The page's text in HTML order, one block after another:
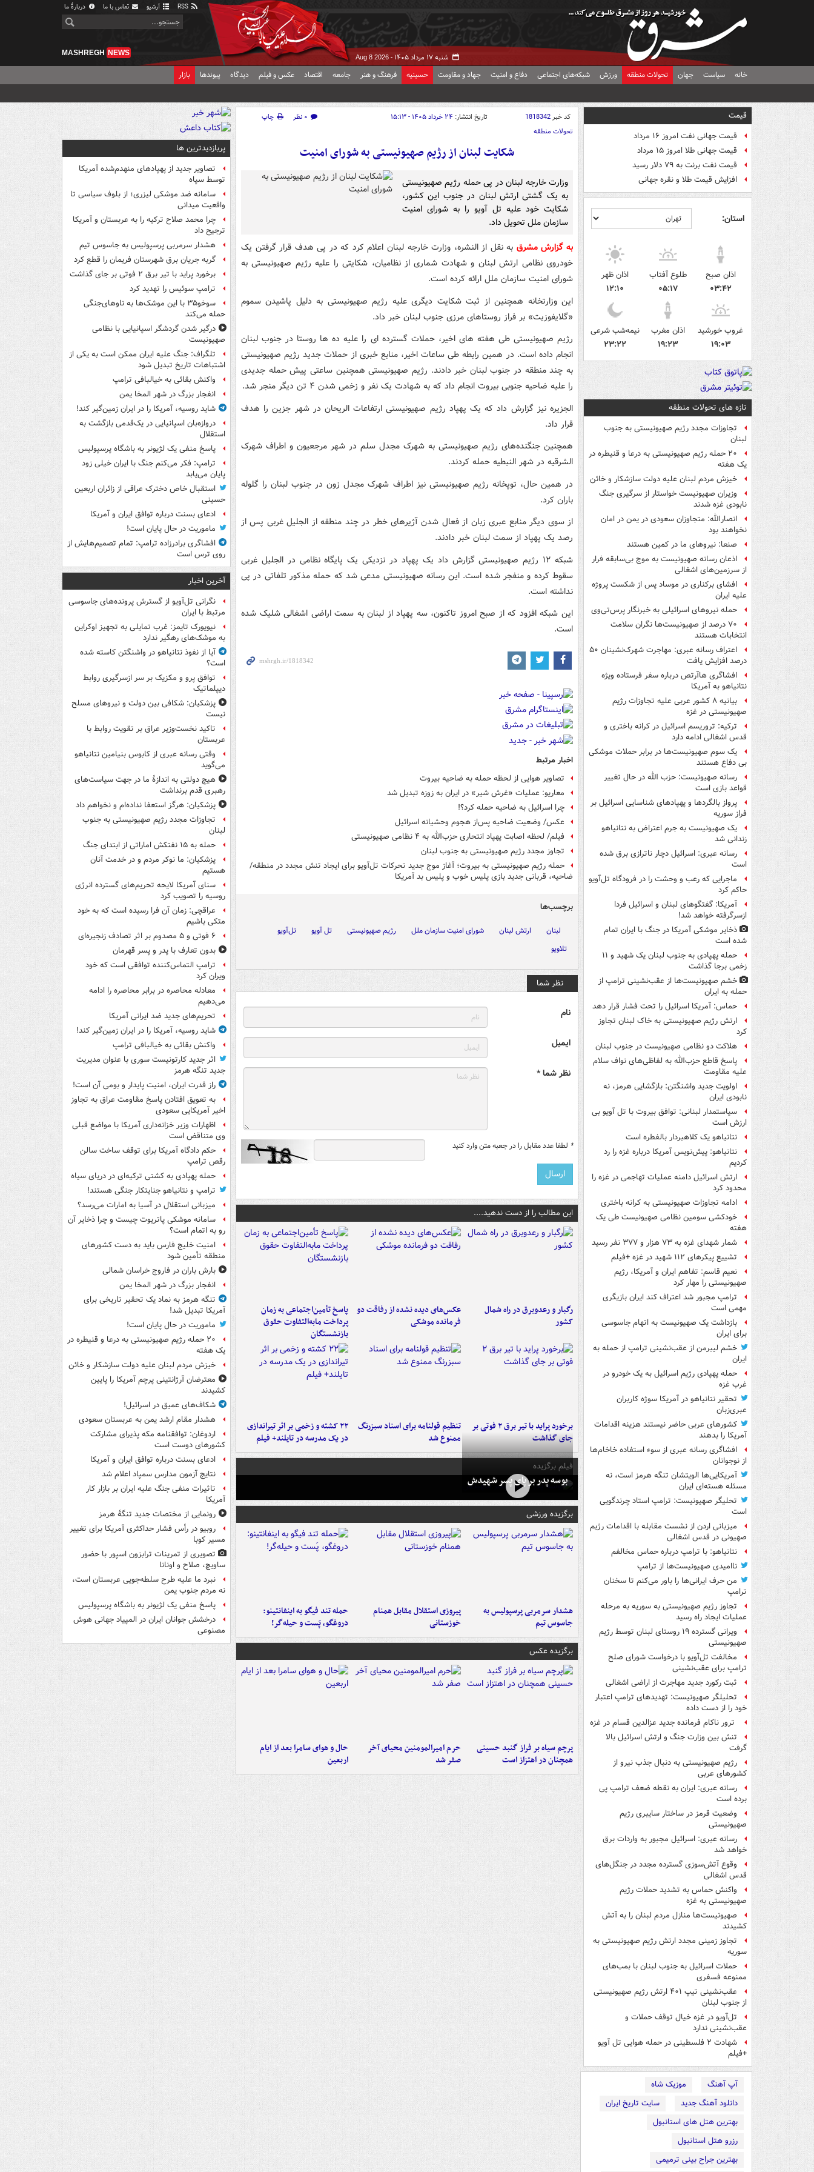
آرشیو تماس با ما دربارهٔ ما
شنبه ۱۷ مرداد ۱۴۰۵ - Aug 8 2026
MASHREGH NEWS
خانه سیاست جهان تحولات منطقه ورزش شبکه‌های اجتماعی دفاع و امنیت جهاد و مقاومت حسینیه فرهنگ و هنر جامعه اقتصاد عکس و فیلم دیدگاه پیوندها بازار
قیمت
قیمت جهانی نفت امروز ۱۶ مرداد
قیمت جهانی طلا امروز ۱۵ مرداد
قیمت نفت برنت به ۷۹ دلار رسید
افزایش قیمت طلا و نقره جهانی
استان:
اذان صبح
۰۳:۴۲
طلوع آفتاب
۰۵:۱۷
اذان ظهر
۱۲:۱۰
غروب خورشید
۱۹:۰۳
اذان مغرب
۱۹:۲۳
نیمه‌شب شرعی
۲۳:۲۲
تازه های تحولات منطقه
تجاوزات مجدد رژیم صهیونیستی به جنوب
لبنان
۲۰ حمله رژیم صهیونیستی به درعا و قنیطره در
یک هفته
خیزش مردم لبنان علیه دولت سازشکار و خائن
وزیران صهیونیست خواستار از سرگیری جنگ
نابودی غزه شدند
انصارالله: متجاوزان سعودی در یمن در امان
نخواهند بود
صنعا: نیروهای ما در کمین‌ هستند
اذعان رسانه صهیونیست به موج بی‌سابقه فرار
از سرزمین‌های اشغالی
افشای برکناری در موساد پس از شکست پروژه
علیه ایران
حمله نیروهای اسرائیلی به خبرنگار پرس‌تی‌وی
۷۰ درصد از صهیونیست‌ها نگران سلامت
انتخابات هستند
اعتراف رسانه عبری: مهاجرت شهرک‌نشینان ۵۰
درصد افزایش یافت
افشاگری هاآرتص درباره سفر فرستاده ویژه
نتانیاهو به آمریکا
بیانیه ۸ کشور عربی علیه تجاوزات رژیم
صهیونیستی در غزه
ترکیه: تروریسم اسرائیل در کرانه باختری و
قدس اشغالی ادامه دارد
یک‌ سوم صهیونیست‌ها در برابر حملات موشکی
بی دفاع هستند
رسانه صهیونیست: حزب الله در حال تغییر
قواعد بازی است
پرواز بالگردها و پهپادهای شناسایی اسرائیل بر
فراز سوریه
یک صهیونیست به جرم اعتراض به نتانیاهو
زندانی شد
رسانه عبری: اسرائیل دچار ناترازی برق شده
است
ماجرایی که رعب و وحشت را در فرودگاه تل‌آویو
حاکم کرد
آمریکا: گفتگوهای لبنان و اسرائیل فردا
ازسرگرفته خواهد شد!
ذخایر موشکی آمریکا در جنگ با ایران تمام
شده است
حمله پهپادی به جنوب لبنان یک شهید و ۱۱
زخمی برجا گذاشت
خشم صهیونیست‌ها از عقب‌نشینی ترامپ از
حمله به ایران
حماس: آمریکا اسرائیل را تحت فشار قرار دهد
ارتش رژیم صهیونیستی به خاک لبنان تجاوز
کرد
هلاکت دو نظامی صهیونیست در جنوب لبنان
پاسخ قاطع حزب‌الله به لفاظی‌های نواف سلام
علیه مقاومت
اولویت جدید واشنگتن: بازگشایی هرمز، نه
نابودی ایران
سیاستمدار لبنانی: توافق بیروت با تل آویو بی
ارزش است
نتانیاهو یک کلاهبردار بالفطره است
نتانیاهو: پیش‌نویس آمریکا درباره غزه را رد
کردیم
ارتش اسرائیل دامنه عملیات تهاجمی در غزه را
محدود کرد
ادامه تجاوزات صهیونیستی به کرانه باختری
خودکشی سومین نظامی صهیونیست طی یک
هفته
شمار شهدای غزه به ۷۳ هزار و ۳۷۷ نفر رسید
تشییع پیکرهای ۱۱۲ شهید در غزه +فیلم
نعیم قاسم: تفاهم ایران و آمریکا، رژیم
صهیونیستی را مهار کرد
ترامپ مجبور شد اعتراف کند ایران بازیگری
مهمی است
بازداشت یک صهیونیست به اتهام جاسوسی
برای ایران
خشم لیبرمن از عقب‌نشینی ترامپ از حمله به
ایران
حمله پهپادی رژیم اسرائیل به یک خودرو در
غرب غزه
تحقیر نتانیاهو در آمریکا سوژه کاربران
عبری‌زبان
کشورهای عربی حاضر نیستند هزینه اقدامات
آمریکا را بدهند
افشاگری رسانه عبری از سوء استفاده خاخام‌ها
از نوجوانان
آمریکایی‌ها الویتشان تنگه هرمز است، نه
مسئله هسته‌ای ایران
تحلیگر صهیونیست: ترامپ استاد چرندگویی
است
میزبانی اردن از نشست مقابله با اقدامات رژیم
صهیونی در قدس اشغالی
نتانیاهو: با ترامپ درباره حماس مخالفم
ناامیدی صهیونیست‌ها از ترامپ
من حرف ایرانی‌ها را باور می‌کنم تا سخنان
ترامپ
تجاوز رژیم صهیونیستی به سوریه به مرحله
عملیات ایجاد راه رسید
ویرانی گسترده ۱۹ روستای لبنان توسط رژیم
صهیونیستی
مخالفت تل‌آویو با درخواست شورای صلح
ترامپ برای عقب‌نشینی
ثبت رکورد جدید مهاجرت از اراضی اشغالی
تحلیلگر صهیونیست: تهدیدهای ترامپ اعتبار
خود را از دست داده
ترور ناکام فرمانده جدید عزالدین قسام در غزه
تنش بین وزارت جنگ و ارتش اسرائیل بالا
گرفت
رژیم صهیونیستی به دنبال جذب نیرو از
کشورهای عربی
رسانه عبری: ایران به نقطه ضعف ترامپ پی
برده است
وضعیت قرمز در ساختار سایبری رژیم
صهیونیستی
رسانه عبری: اسرائیل مجبور به واردات برق
خواهد شد
وقوع آتش‌سوزی گسترده مجدد در جنگل‌های
قدس اشغالی
واکنش حماس به تشدید حملات رژیم
صهیونیستی به غزه
صهیونیست‌ها منازل مردم لبنان را به ‌آتش
کشیدند
تجاوز زمینی مجدد ارتش رژیم صهیونیستی به
سوریه
حملات اسرائیل به جنوب لبنان با بمب‌های
ممنوعه فسفری
عقب‌نشینی تیپ ۴۰۱ ارتش رژیم صهیونیستی
از جنوب لبنان
تل‌آویو در غزه خیال توقف حملات و
عقب‌نشینی ندارد
شهادت ۲ فلسطینی در حمله هوایی تل آویو
+فیلم
آپ آهنگ
موزیک شاه
دانلود آهنگ جدید
سایت تاریخ ایران
بهترین هتل های استانبول
رزرو هتل استانبول
بهترین جراح بینی ترمیمی
کد خبر1818342 تاریخ انتشار: ۲۴ خرداد ۱۴۰۵ - ۱۵:۱۳ ۰ نظر
چاپ
تحولات منطقه
شکایت لبنان از رژیم صهیونیستی به شورای امنیت
وزارت خارجه لبنان در پی حمله رژیم صهیونیستی
به یک گشتی ارتش لبنان در جنوب این کشور،
شکایت خود علیه تل آویو را به شورای امنیت
سازمان ملل تحویل داد.
به گزارش مشرق به نقل از النشره، وزارت خارجه لبنان اعلام کرد که در پی هدف قرار گرفتن یک
خودروی نظامی ارتش لبنان و شهادت شماری از نظامیان، شکایتی را علیه رژیم صهیونیستی به
شورای امنیت سازمان ملل ارائه کرده است.
این وزارتخانه همچنین از ثبت شکایت دیگری علیه رژیم صهیونیستی به دلیل پاشیدن سموم
«گلایفوزیت» بر فراز روستاهای مرزی جنوب لبنان خبر داد.
رژیم صهیونیستی طی هفته های اخیر، حملات گسترده ای را علیه ده ها روستا در جنوب لبنان
انجام داده است. در همین رابطه طی ساعات اخیر، منابع خبری از حملات جدید رژیم صهیونیستی
به چند منطقه در جنوب لبنان خبر دادند. رژیم صهیونیستی همچنین ساعتی پیش حمله جدیدی
را علیه ضاحیه جنوبی بیروت انجام داد که به شهادت یک نفر و زخمی شدن ۴ تن دیگر منجر شد.
الجزیره نیز گزارش داد که یک پهپاد رژیم صهیونیستی ارتفاعات الریحان در شهر جزین را هدف
قرار داد.
همچنین جنگنده‌های رژیم صهیونیستی به شهرک مجدل سلم در شهر مرجعیون و اطراف شهرک
الشرقیه در شهر النبطیه حمله کردند.
در همین حال، توپخانه رژیم صهیونیستی نیز اطراف شهرک مجدل زون در جنوب لبنان را گلوله‌
باران کرد.
از سوی دیگر منابع عبری‌ زبان از فعال شدن آژیرهای خطر در چند منطقه از الجلیل غربی پس از
رصد یک پهپاد از سمت لبنان خبر دادند.
شبکه ۱۲ رژیم صهیونیستی گزارش داد یک پهپاد در نزدیکی یک پایگاه نظامی در الجلیل غربی
سقوط کرده و منفجر شده است. این رسانه صهیونیستی مدعی شد که حمله مذکور تلفاتی در پی
نداشته است.
این شبکه افزود که از صبح امروز تاکنون، سه پهپاد از لبنان به سمت اراضی اشغالی شلیک شده
است.
اخبار مرتبط
تصاویر هوایی از لحظه حمله به ضاحیه بیروت
معاریو: عملیات «غرش شیر» در ایران به زوزه تبدیل شد
چرا اسرائیل به ضاحیه حمله کرد؟!
عکس/ وضعیت ضاحیه پس‌از هجوم وحشیانه اسرائیل
فیلم/ لحظه اصابت پهپاد انتحاری حزب‌الله به ۴ نظامی صهیونیستی
تجاوز مجدد رژیم صهیونیستی به جنوب لبنان
حمله رژیم صهیونیستی به بیروت؛ آغاز موج جدید تحرکات تل‌آویو برای ایجاد تنش مجدد در منطقه/
ضاحیه، قربانی جدید بازی پلیس خوب و پلیس بد آمریکا
برچسب‌ها
لبنان ارتش لبنان شورای امنیت سازمان ملل رژیم صهیونیستی تل آویو
تل‌آویو
تلاویو
نظر شما
نام
ایمیل
نظر شما *
* لطفا عدد مقابل را در جعبه متن وارد کنید
این مطالب را از دست ندهید....
رگبار و رعدوبرق در راه شمال
کشور
عکس‌های دیده نشده از رفاقت دو
فرمانده‌ موشکی
پاسخ تأمین‌اجتماعی به زمان
پرداخت مابه‌التفاوت حقوق
بازنشستگان
برخورد پراید با تیر برق ۲ فوتی بر
جای گذاشت
تنظیم قولنامه برای اسناد سبزرنگ
ممنوع شد
۲۲ کشته و زخمی بر اثر تیراندازی
در یک مدرسه در تایلند+ فیلم
فیلم برگزیده
بوسه‌ پدر بر پای پسر شهیدش
برگزیده ورزشی
هشدار سرمربی پرسپولیس به
جاسوس تیم
پیروزی استقلال مقابل همنام
خوزستانی
حمله تند فیگو به اینفانتینو:
دروغگو، پَست‌ و حیله‌گر!
برگزیده عکس
پرچم سیاه بر فراز گنبد حسینی
همچنان در اهتزاز است
حرم امیرالمومنین محیای آخر
صفر شد
حال و هوای سامرا بعد از ایام
اربعین
پربازدیدترین ها
تصاویر جدید از پهپادهای منهدم‌شده آمریکا
توسط سپاه
سامانه ضد موشکی لیزری؛ از بلوف سیاسی تا
واقعیت میدانی
چرا محمد صلاح ترکیه را به عربستان و آمریکا
ترجیح داد
هشدار سرمربی پرسپولیس به جاسوس تیم
گربه جریان برق شهرستان فریمان را قطع کرد
برخورد پراید با تیر برق ۲ فوتی بر جای گذاشت
ترامپ سوئیس را تهدید کرد
سوخو۳۵ با این موشک‌ها به ناوهای‌جنگی
حمله می‌کند
درگیر شدن گردشگر اسپانیایی با نظامی
صهیونیست
تلگراف: جنگ علیه ایران ممکن است به یکی از
اشتباهات تاریخ تبدیل شود
واکنش بقائی به خیالبافی ترامپ
انفجار بزرگ در شهر المخا یمن
شاید روسیه، آمریکا را در ایران زمین‌گیر کند!
دروازه‌بان اسپانیایی در یک‌قدمی بازگشت به
استقلال
پاسخ منفی یک لژیونر به باشگاه پرسپولیس
ترامپ: فکر می‌کنم جنگ با ایران خیلی زود
پایان می‌یابد
استقبال خاص دخترک عراقی از زائران اربعین
حسینی
ادعای بسنت درباره توافق ایران و آمریکا
ماموریت در حال پایان است!
افشاگری برادرزاده ترامپ: تمام تصمیم‌هایش از
روی ترس است
آخرین اخبار
نگرانی تل‌آویو از گسترش پرونده‌های جاسوسی
مرتبط با ایران
نیویورک تایمز: غرب تمایلی به تجهیز اوکراین
به موشک‌های رهگیر ندارد
آیا از نفوذ نتانیاهو در واشنگتن کاسته شده
است؟
توافق پرو و مکزیک بر سر ازسرگیری روابط
دیپلماتیک
پزشکیان: شکافی بین دولت و نیروهای مسلح
نیست
تاکید نخست‌وزیر عراق بر تقویت روابط با
عربستان
وقتی رسانه عبری از کابوس بنیامین نتانیاهو
می‌گوید
هیچ دولتی به اندازۀ ما در جهت سیاست‌های
رهبری قدم برنداشت
پزشکیان: هرگز استعفا نداده‌ام و نخواهم داد
تجاوزات مجدد رژیم صهیونیستی به جنوب
لبنان
حمله به ۱۵ نفتکش‌ اماراتی از ابتدای جنگ
پزشکیان: ما نوکر مردم و در خدمت آنان
هستیم
سنای آمریکا لایحه تحریم‌های گسترده انرژی
روسیه را تصویب کرد
عراقچی: زمان آن فرا رسیده است که به خود
متکی باشیم
۶ فوتی و ۵ مصدوم بر اثر تصادف زنجیره‌ای
بدون تعارف با پدر و پسر قهرمان
ترامپ التماس‌کننده توافقی است که خود
ویران کرد
معادله محاصره در برابر محاصره را ادامه
می‌دهیم
تحریم‌های جدید ضد ایرانی آمریکا
شاید روسیه، آمریکا را در ایران زمین‌گیر کند!
واکنش بقائی به خیالبافی ترامپ
اثر جدید کارتونیست سوری با عنوان مدیریت
جدید تنگه هرمز
راز قدرت ایران، امنیت پایدار و بومی آن است!
به تعویق افتادن پاسخ مقاومت عراق به تجاوز
اخیر آمریکایی سعودی
اظهارات وزیر خزانه‌داری آمریکا با مواضع قبلی
وی متناقض است
حکم دادگاه آمریکا برای توقف ساخت سالن
رقص ترامپ
حمله پهپادی به کشتی ترکیه‌ای در دریای سیاه
ترامپ و نتانیاهو جنایتکار جنگی هستند!
میزبانی استقلال در آسیا به امارات می‌رسد؟
سامانه موشکی پاتریوت چیست و چرا ذخایر آن
رو به اتمام است؟
امنیت خلیج فارس باید به دست کشورهای
منطقه تأمین شود
بارش باران در فاروج خراسان شمالی
انفجار بزرگ در شهر المخا یمن
تنگه هرمز به نماد یک تحقیر تاریخی برای
آمریکا تبدیل شد!
ماموریت در حال پایان است!
۲۰ حمله رژیم صهیونیستی به درعا و قنیطره در
یک هفته
خیزش مردم لبنان علیه دولت سازشکار و خائن
معترضان آرژانتینی پرچم آمریکا را پایین
کشیدند
شکاف‌های عمیق در اسرائیل!
هشدار مقام ارشد یمن به عربستان سعودی
اردوغان: توافقنامه مکه پذیرای مشارکت
کشورهای دوست است
ادعای بسنت درباره توافق ایران و آمریکا
نتایج آزمون مدارس سمپاد اعلام شد
تاثیرات منفی جنگ علیه ایران بر بازار کار
آمریکا
رونمایی از مختصات جدید تنگۀ هرمز
روبیو در رأس فشار حداکثری آمریکا برای تغییر
مسیر کوبا
تصویری از تمرینات ترابزون اسپور با حضور
ساویچ، صلاح و اونانا
نبرد ما علیه طرح سلطه‌جویی عربستان است،
نه مردم جنوب یمن
پاسخ منفی یک لژیونر به باشگاه پرسپولیس
درخشش جوانان ایران در المپیاد جهانی هوش
مصنوعی